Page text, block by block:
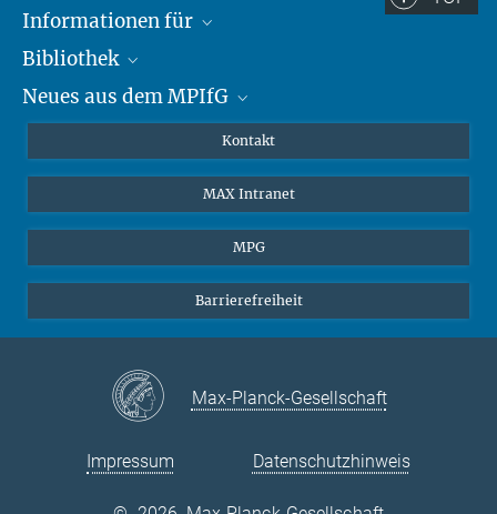
Informationen für
Forschende
Gäste
Bibliothek
Profil
Remote Zugriff EZproxy
Neues aus dem MPIfG
Newsletter abonnieren
MPIfG auf LinkedIn
Magazin Gesellschaftsforschung
Kontakt
MAX Intranet
MPG
Barrierefreiheit
Max-Planck-Gesellschaft
Impressum Datenschutzhinweis